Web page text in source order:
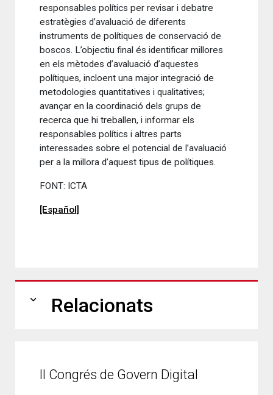
responsables polítics per revisar i debatre
estratègies d’avaluació de diferents
instruments de polítiques de conservació de
boscos. L’objectiu final és identificar millores
en els mètodes d’avaluació d’aquestes
polítiques, incloent una major integració de
metodologies quantitatives i qualitatives;
avançar en la coordinació dels grups de
recerca que hi treballen, i informar els
responsables polítics i altres parts
interessades sobre el potencial de l’avaluació
per a la millora d’aquest tipus de polítiques.
FONT: ICTA
[Español]
expand_more Relacionats
II Congrés de Govern Digital